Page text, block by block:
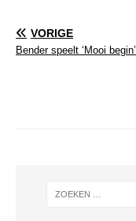
VORIGE
Bender speelt ‘Mooi begin’